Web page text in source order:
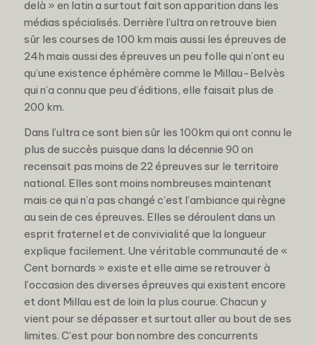
delà » en latin a surtout fait son apparition dans les
médias spécialisés. Derrière l’ultra on retrouve bien
sûr les courses de 100 km mais aussi les épreuves de
24h mais aussi des épreuves un peu folle qui n’ont eu
qu’une existence éphémère comme le Millau-Belvès
qui n’a connu que peu d’éditions, elle faisait plus de
200 km.
Dans l’ultra ce sont bien sûr les 100km qui ont connu le
plus de succès puisque dans la décennie 90 on
recensait pas moins de 22 épreuves sur le territoire
national. Elles sont moins nombreuses maintenant
mais ce qui n’a pas changé c’est l’ambiance qui règne
au sein de ces épreuves. Elles se déroulent dans un
esprit fraternel et de convivialité que la longueur
explique facilement. Une véritable communauté de «
Cent bornards » existe et elle aime se retrouver à
l’occasion des diverses épreuves qui existent encore
et dont Millau est de loin la plus courue. Chacun y
vient pour se dépasser et surtout aller au bout de ses
limites. C’est pour bon nombre des concurrents